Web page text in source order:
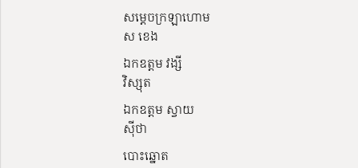
សម្ដេចក្រឡាហោម
ស ខេង
ឯកឧត្តម វង្សី
វិស្សុត
ឯកឧត្តម ស្វាយ
ស៊ីថា
បោះឆ្នោត